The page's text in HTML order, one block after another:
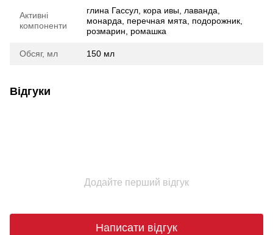
Активні
компоненти
глина Гассул, кора ивы, лаванда,
монарда, перечная мята, подорожник,
розмарин, ромашка
Обсяг, мл 150 мл
Відгуки
Додайте перший відгук
Написати відгук